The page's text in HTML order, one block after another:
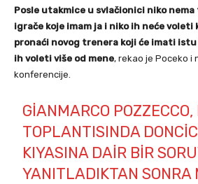
Posle utakmice u svlačionici niko
igrače koje imam ja i niko ih neće voleti
pronaći novog trenera koji će imati istu
ih voleti više od mene, rekao je Poceko i
konferencije.
GIANMARCO POZZECCO,
TOPLANTISINDA
KIYASINA DAIR BIR
YANITLADIKTAN SONRA